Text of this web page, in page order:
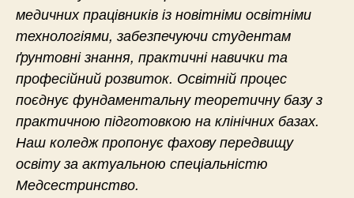
медичних працівників із новітніми освітніми
технологіями, забезпечуючи студентам
ґрунтовні знання, практичні навички та
професійний розвиток. Освітній процес
поєднує фундаментальну теоретичну базу з
практичною підготовкою на клінічних базах.
Наш коледж пропонує фахову передвищу
освіту за актуальною спеціальністю
Медсестринство.